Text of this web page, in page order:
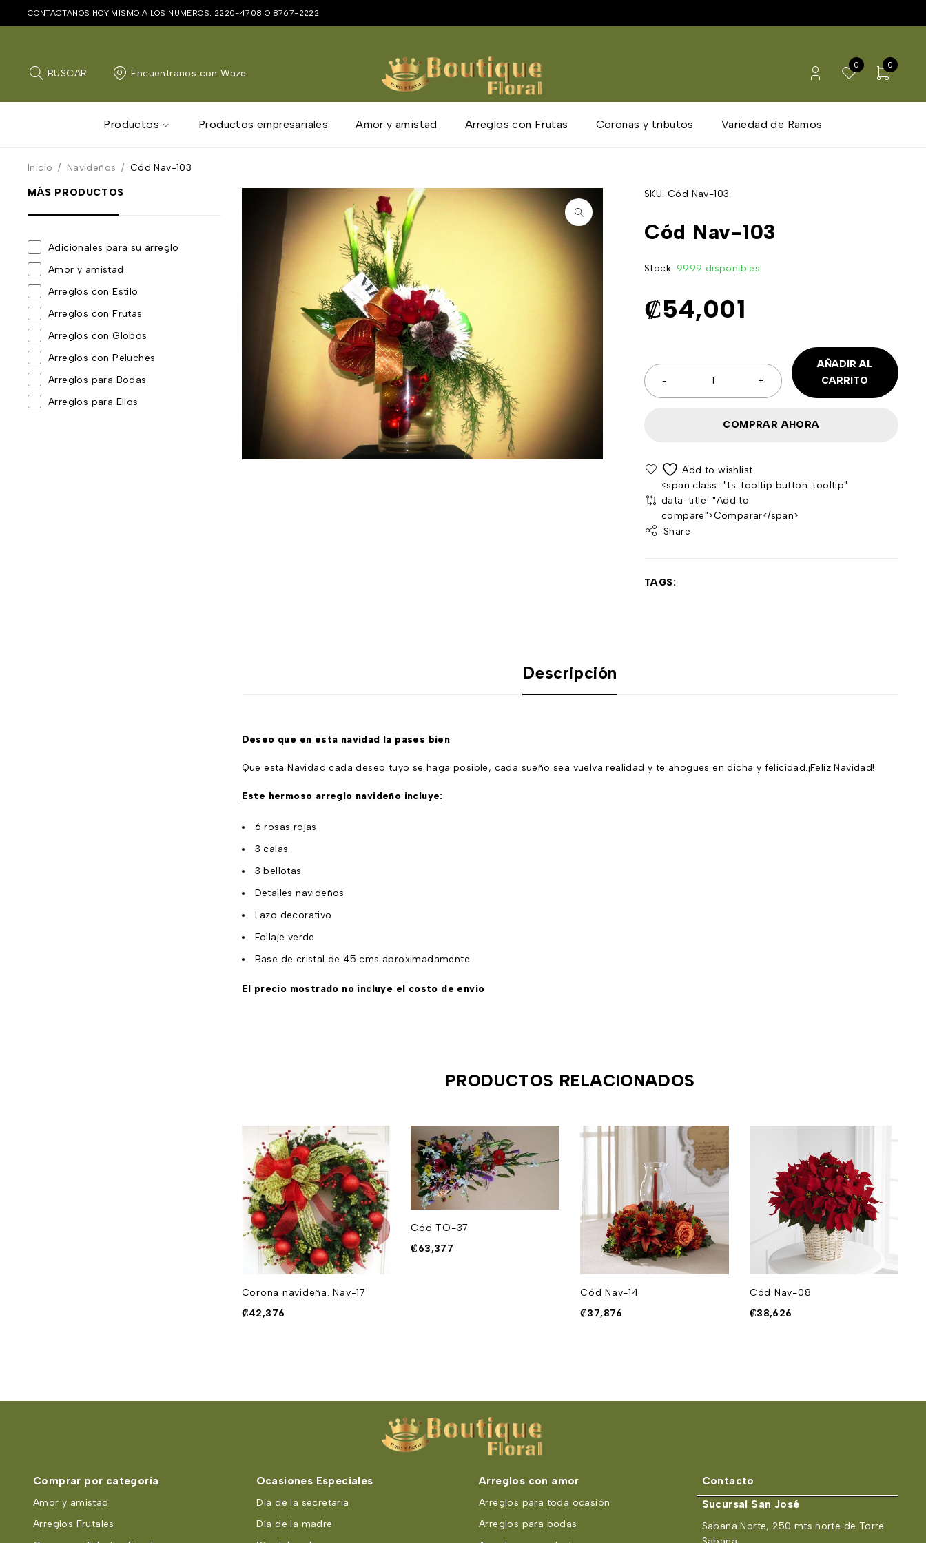
CONTACTANOS HOY MISMO A LOS NUMEROS: 2220-4708 O 8767-2222
BUSCAR Encuentranos con Waze
0 0
Productos Productos empresariales Amor y amistad Arreglos con Frutas Coronas y tributos Variedad de Ramos
Inicio / Navideños / Cód Nav-103
MÁS PRODUCTOS
Adicionales para su arreglo
Amor y amistad
Arreglos con Estilo
Arreglos con Frutas
Arreglos con Globos
Arreglos con Peluches
Arreglos para Bodas
Arreglos para Ellos
SKU: Cód Nav-103
Cód Nav-103
Stock: 9999 disponibles
₡54,001
AÑADIR AL
CARRITO
COMPRAR AHORA
<span class="ts-tooltip button-tooltip"
data-title="Add to
compare">Comparar</span>
Share
TAGS:
Descripción
Deseo que en esta navidad la pases bien
Que esta Navidad cada deseo tuyo se haga posible, cada sueño sea vuelva realidad y te ahogues en dicha y felicidad.¡Feliz Navidad!
Este hermoso arreglo navideño incluye:
6 rosas rojas
3 calas
3 bellotas
Detalles navideños
Lazo decorativo
Follaje verde
Base de cristal de 45 cms aproximadamente
El precio mostrado no incluye el costo de envio
PRODUCTOS RELACIONADOS
Corona navideña. Nav-17
₡42,376
Cód TO-37
₡63,377
Cód Nav-14
₡37,876
Cód Nav-08
₡38,626
Comprar por categoría
Amor y amistad
Arreglos Frutales
Ocasiones Especiales
Día de la secretaria
Día de la madre
Arreglos con amor
Arreglos para toda ocasión
Arreglos para bodas
Contacto
Sucursal San José
Sabana Norte, 250 mts norte de Torre